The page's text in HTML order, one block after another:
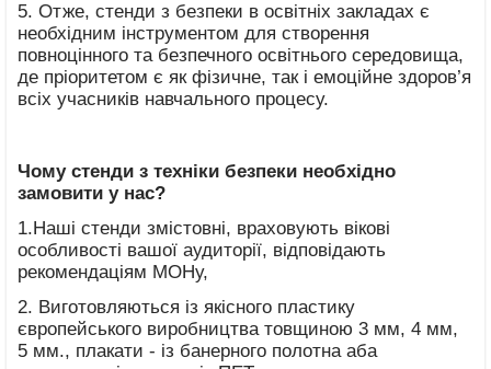
5. Отже, стенди з безпеки в освітніх закладах є
необхідним інструментом для створення
повноцінного та безпечного освітнього середовища,
де пріоритетом є як фізичне, так і емоційне здоров’я
всіх учасників навчального процесу.
Чому стенди з техніки безпеки необхідно
замовити у нас?
1.Наші стенди змістовні, враховують вікові
особливості вашої аудиторії, відповідають
рекомендаціям МОНу,
2. Виготовляються із якісного пластику
європейського виробництва товщиною 3 мм, 4 мм,
5 мм., плакати - із банерного полотна аба